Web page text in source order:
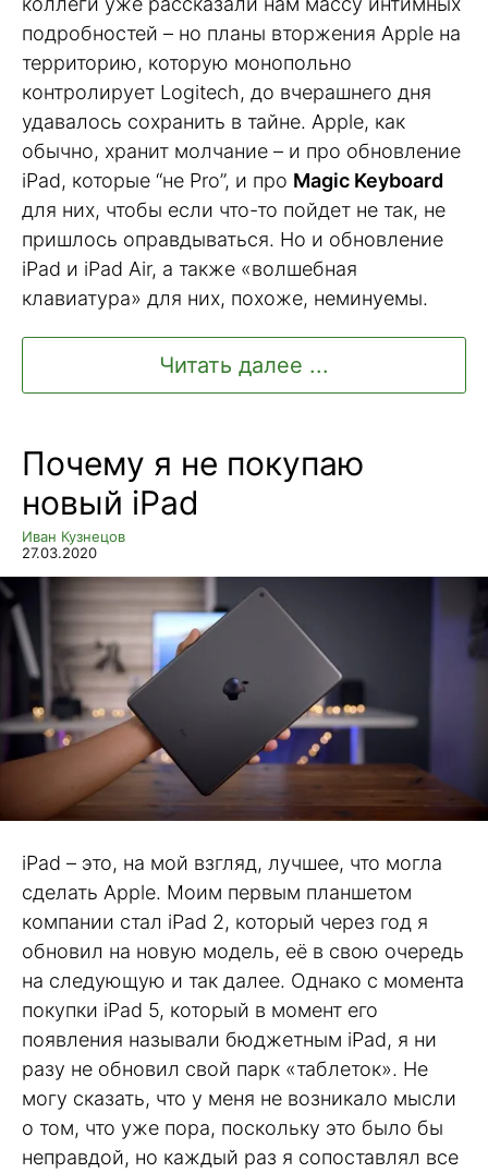
подробностей – но планы вторжения Apple на
территорию, которую монопольно
контролирует Logitech, до вчерашнего дня
удавалось сохранить в тайне. Apple, как
обычно, хранит молчание – и про обновление
iPad, которые “не Pro”, и про Magic Keyboard
для них, чтобы если что-то пойдет не так, не
пришлось оправдываться. Но и обновление
iPad и iPad Air, а также «волшебная
клавиатура» для них, похоже, неминуемы.
Читать далее ...
Почему я не покупаю
новый iPad
Иван Кузнецов
27.03.2020
iPad – это, на мой взгляд, лучшее, что могла
сделать Apple. Моим первым планшетом
компании стал iPad 2, который через год я
обновил на новую модель, её в свою очередь
на следующую и так далее. Однако с момента
покупки iPad 5, который в момент его
появления называли бюджетным iPad, я ни
разу не обновил свой парк «таблеток». Не
могу сказать, что у меня не возникало мысли
о том, что уже пора, поскольку это было бы
неправдой, но каждый раз я сопоставлял все